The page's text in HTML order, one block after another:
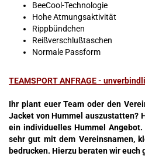
BeeCool-Technologie
Hohe Atmungsaktivität
Rippbündchen
Reißverschlußtaschen
Normale Passform
TEAMSPORT ANFRAGE -
Ihr plant euer Team oder den
Jacket von Hummel auszustatten?
ein individuelles Hummel
sehr gut mit dem Vereinsnamen,
bedrucken. Hierzu beraten wir euch